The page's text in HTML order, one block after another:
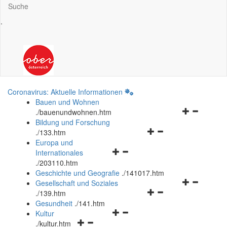
Suche
.
Coronavirus: Aktuelle Informationen
Bauen und Wohnen
./bauenundwohnen.htm
Navigationsmenü
Bildung und Forschung
./133.htm
Navigationsmenü
und
schließen
Europa und
Internationales
./203110.htm
Geschichte und Geografie ./141017.htm
Navigationsmenü
Gesellschaft und Soziales
./139.htm
Navigationsmenü
Gesundheit ./141.htm
Navigationsmenü
Kultur
./kultur.htm